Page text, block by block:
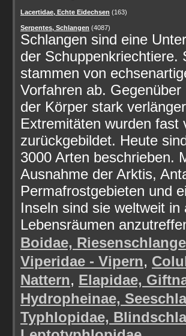
Lacertidae, Echte Eidechsen (163)
Serpentes, Schlangen (4087)
Schlangen sind eine
der Schuppenkriechtiere.
stammen von
Vorfahren ab. Gegenüber
der Körper stark
Extremitäten wurden fast
zurückgebildet. Heute
3000 Arten beschrieben.
Ausnahme der Arktis,
Permafrostgebieten und
Inseln sind sie weltweit in
Lebensräumen
Boidae,
Viperidae - Vipern,
Nattern, Elapidae,
Hydropheinae,
Typhlopidae,